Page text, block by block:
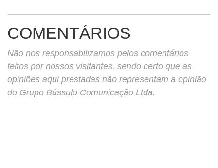
COMENTÁRIOS
Não nos responsabilizamos pelos comentários
feitos por nossos visitantes, sendo certo que as
opiniões aqui prestadas não representam a opinião
do Grupo Bússulo Comunicação Ltda.